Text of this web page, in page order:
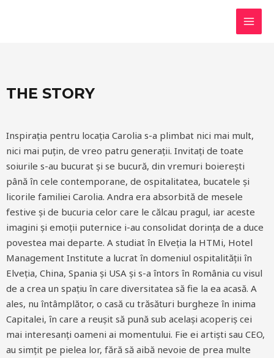
THE STORY
Inspirația pentru locația Carolia s-a plimbat nici mai mult,
nici mai puțin, de vreo patru generații. Invitați de toate
soiurile s-au bucurat și se bucură, din vremuri boierești
până în cele contemporane, de ospitalitatea, bucatele și
licorile familiei Carolia. Andra era absorbită de mesele
festive și de bucuria celor care le călcau pragul, iar aceste
imagini și emoții puternice i-au consolidat dorința de a duce
povestea mai departe. A studiat în Elveția la HTMi, Hotel
Management Institute a lucrat în domeniul ospitalității în
Elveția, China, Spania și USA și s-a întors în România cu visul
de a crea un spațiu în care diversitatea să fie la ea acasă. A
ales, nu întâmplător, o casă cu trăsături burgheze în inima
Capitalei, în care a reușit să pună sub același acoperiș cei
mai interesanți oameni ai momentului. Fie ei artiști sau CEO,
au simțit pe pielea lor, fără să aibă nevoie de prea multe